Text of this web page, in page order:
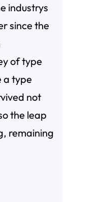
industrys
since the
of type
a type
not
the leap
remaining